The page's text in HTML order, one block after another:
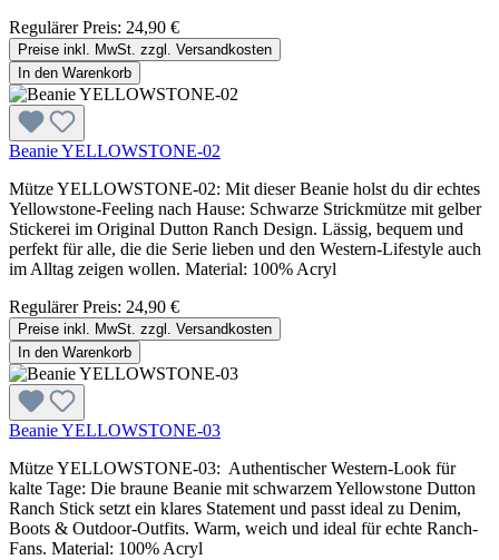
Regulärer Preis: 24,90 €
Preise inkl. MwSt. zzgl. Versandkosten
In den Warenkorb
Beanie YELLOWSTONE-02
Mütze YELLOWSTONE-02: Mit dieser Beanie holst du dir echtes
Yellowstone-Feeling nach Hause: Schwarze Strickmütze mit gelber
Stickerei im Original Dutton Ranch Design. Lässig, bequem und
perfekt für alle, die die Serie lieben und den Western-Lifestyle auch
im Alltag zeigen wollen. Material: 100% Acryl
Regulärer Preis: 24,90 €
Preise inkl. MwSt. zzgl. Versandkosten
In den Warenkorb
Beanie YELLOWSTONE-03
Mütze YELLOWSTONE-03: Authentischer Western-Look für
kalte Tage: Die braune Beanie mit schwarzem Yellowstone Dutton
Ranch Stick setzt ein klares Statement und passt ideal zu Denim,
Boots & Outdoor-Outfits. Warm, weich und ideal für echte Ranch-
Fans. Material: 100% Acryl